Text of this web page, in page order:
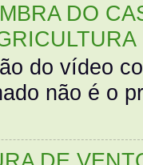
DO
do vídeo
não é o